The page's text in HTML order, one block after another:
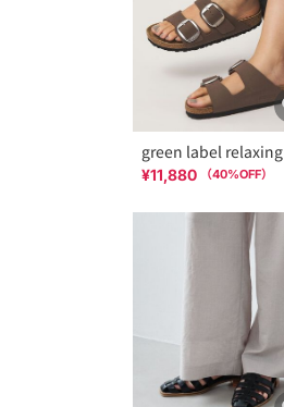
green label relaxing
¥11,880 （40%OFF）